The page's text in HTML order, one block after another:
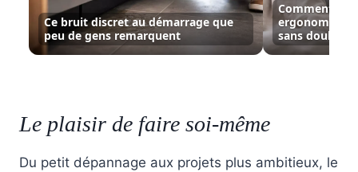
Ce bruit discret au démarrage que
peu de gens remarquent
Comment
sans douleurs
Le plaisir de faire soi-même
Du petit dépannage aux projets plus ambitieux, le